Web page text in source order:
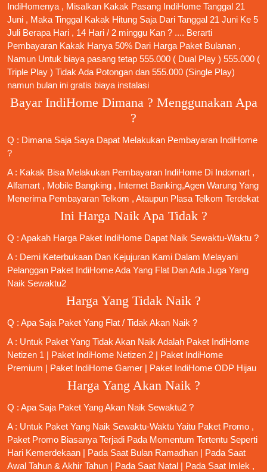
IndiHomenya , Misalkan Kakak Pasang IndiHome Tanggal 21
Juni , Maka Tinggal Kakak Hitung Saja Dari Tanggal 21 Juni Ke 5
Juli Berapa Hari , 14 Hari / 2 minggu Kan ? .... Berarti
Pembayaran Kakak Hanya 50% Dari Harga Paket Bulanan ,
Namun Untuk biaya pasang tetap 555.000 ( Dual Play ) 555.000 (
Triple Play ) Tidak Ada Potongan dan 555.000 (Single Play)
namun bulan ini gratis biaya instalasi
Bayar IndiHome Dimana ? Menggunakan Apa
?
Q : Dimana Saja Saya Dapat Melakukan Pembayaran IndiHome
?
A : Kakak Bisa Melakukan Pembayaran IndiHome Di Indomart ,
Alfamart , Mobile Bangking , Internet Banking,Agen Warung Yang
Menerima Pembayaran Telkom , Ataupun Plasa Telkom Terdekat
Ini Harga Naik Apa Tidak ?
Q : Apakah Harga Paket IndiHome Dapat Naik Sewaktu-Waktu ?
A : Demi Keterbukaan Dan Kejujuran Kami Dalam Melayani
Pelanggan Paket IndiHome Ada Yang Flat Dan Ada Juga Yang
Naik Sewaktu2
Harga Yang Tidak Naik ?
Q : Apa Saja Paket Yang Flat / Tidak Akan Naik ?
A : Untuk Paket Yang Tidak Akan Naik Adalah Paket IndiHome
Netizen 1 | Paket IndiHome Netizen 2 | Paket IndiHome
Premium | Paket IndiHome Gamer | Paket IndiHome ODP Hijau
Harga Yang Akan Naik ?
Q : Apa Saja Paket Yang Akan Naik Sewaktu2 ?
A : Untuk Paket Yang Naik Sewaktu-Waktu Yaitu Paket Promo ,
Paket Promo Biasanya Terjadi Pada Momentum Tertentu Seperti
Hari Kemerdekaan | Pada Saat Bulan Ramadhan | Pada Saat
Awal Tahun & Akhir Tahun | Pada Saat Natal | Pada Saat Imlek ,